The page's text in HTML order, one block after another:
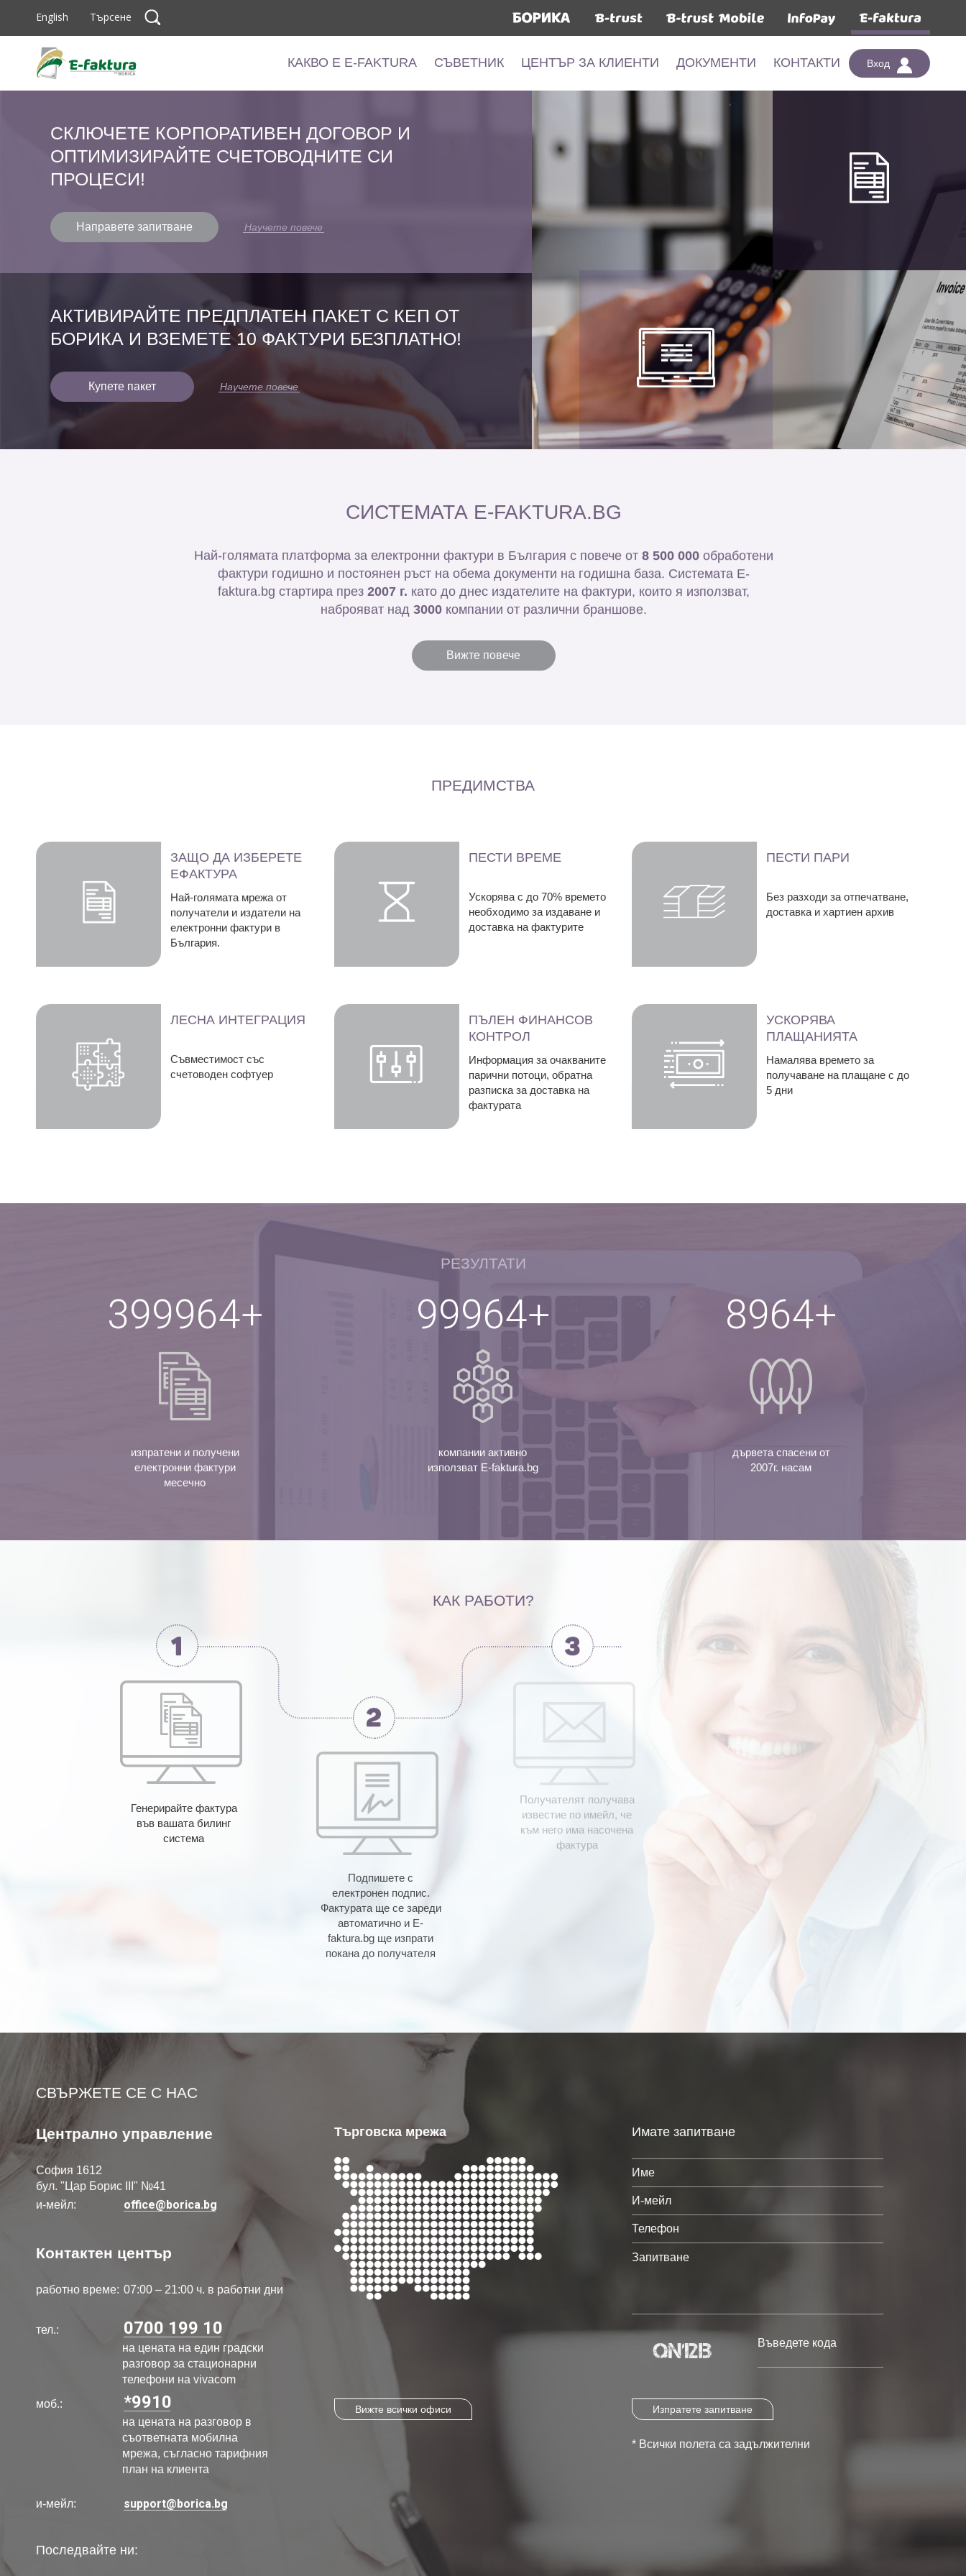
English Търсене
КАКВО Е E-FAKTURA
СЪВЕТНИК ЦЕНТЪР ЗА КЛИЕНТИ ДОКУМЕНТИ
КОНТАКТИ
Вход
СКЛЮЧЕТЕ КОРПОРАТИВЕН ДОГОВОР И
ОПТИМИЗИРАЙТЕ СЧЕТОВОДНИТЕ СИ
ПРОЦЕСИ!
Направете запитване Научете повече
АКТИВИРАЙТЕ ПРЕДПЛАТЕН ПАКЕТ С КЕП ОТ
БОРИКА И ВЗЕМЕТЕ 10 ФАКТУРИ БЕЗПЛАТНО!
Купете пакет Научете повече
СИСТЕМАТА E-FAKTURA.BG
Най-голямата платформа за електронни фактури в България с повече от 8 500 000обработени
фактури годишно и постоянен ръст на обема документи на годишна база. Системата E-
faktura.bg стартира през 2007 г.като до днес издателите на фактури, които я използват,
наброяват над 3000компании от различни браншове.
Вижте повече
ПРЕДИМСТВА
ЗАЩО ДА ИЗБЕРЕТЕ
ЕФАКТУРА
Най-голямата мрежа от
получатели и издатели на
електронни фактури в
България.
ПЕСТИ ВРЕМЕ
Ускорява с до 70% времето
необходимо за издаване и
доставка на фактурите
ПЕСТИ ПАРИ
Без разходи за отпечатване,
доставка и хартиен архив
ЛЕСНА ИНТЕГРАЦИЯ
Съвместимост със
счетоводен софтуер
ПЪЛЕН ФИНАНСОВ
КОНТРОЛ
Информация за очакваните
парични потоци, обратна
разписка за доставка на
фактурата
УСКОРЯВА
ПЛАЩАНИЯТА
Намалява времето за
получаване на плащане с до
5 дни
РЕЗУЛТАТИ
400000+
изпратени и получени
електронни фактури
месечно
100000+
компании активно
използват E-faktura.bg
9000+
дървета спасени от
2007г. насам
КАК РАБОТИ?
Генерирайте фактура
във вашата билинг
система
Подпишете с
електронен подпис.
Фактурата ще се зареди
автоматично и E-
faktura.bg ще изпрати
покана до получателя
Получателят получава
известие по имейл, че
към него има насочена
фактура
Получателят може да
прегледа своята
фактура в E-faktura.bg
СВЪРЖЕТЕ СЕ С НАС
Централно управление
София 1612
бул. "Цар Борис III" №41
и-мейл: office@borica.bg
Контактен център
работно време: 07:00 – 21:00 ч. в работни дни
тел.: 0700 199 10
на цената на един градски
разговор за стационарни
телефони на vivacom
моб.: *9910
на цената на разговор в
съответната мобилна
мрежа, съгласно тарифния
план на клиента
и-мейл: support@borica.bg
Последвайте ни:
Търговска мрежа
Вижте всички офиси
Имате запитване
Изпратете запитване
* Всички полета са задължителни